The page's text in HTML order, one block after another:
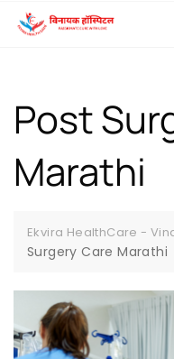
Post
Marathi
Ekvira HealthCare -
Surgery Care Marathi